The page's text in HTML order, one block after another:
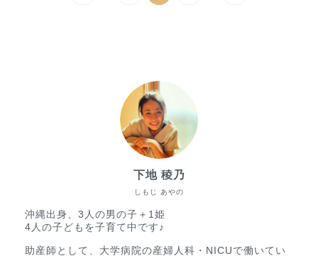
しもじ あやの
下地 稜乃
沖縄出身、3人の男の子＋1姫
4人の子どもを子育て中です♪
助産師として、大学病院の産婦人科・NICUで働いてい